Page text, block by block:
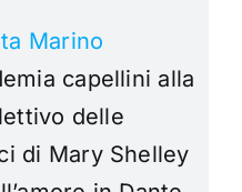
Marino
capellini alla
delle
di Mary Shelley